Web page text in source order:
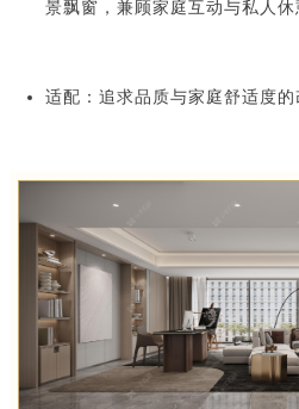
景飘窗，兼顾家庭互动与私人休
适配：追求品质与家庭舒适度的